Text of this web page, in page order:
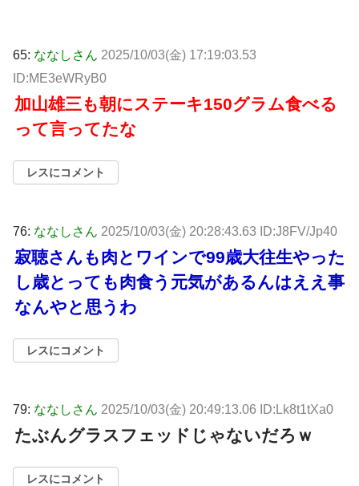
65: ななしさん 2025/10/03(金) 17:19:03.53
ID:ME3eWRyB0
加山雄三も朝にステーキ150グラム食べる
って言ってたな
レスにコメント
76: ななしさん 2025/10/03(金) 20:28:43.63 ID:J8FV/Jp40
寂聴さんも肉とワインで99歳大往生やった
し歳とっても肉食う元気があるんはええ事
なんやと思うわ
レスにコメント
79: ななしさん 2025/10/03(金) 20:49:13.06 ID:Lk8t1tXa0
たぶんグラスフェッドじゃないだろｗ
レスにコメント